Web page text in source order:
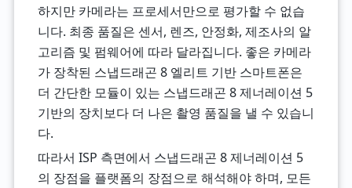
하지만 카메라는 프로세서만으로 평가할 수 없습
니다. 최종 품질은 센서, 렌즈, 안정화, 제조사의 알
고리즘 및 펌웨어에 따라 달라집니다. 좋은 카메라
가 장착된 스냅드래곤 8 엘리트 기반 스마트폰은
더 간단한 모듈이 있는 스냅드래곤 8 제너레이션 5
기반의 장치보다 더 나은 촬영 품질을 낼 수 있습니
다.
따라서 ISP 측면에서 스냅드래곤 8 제너레이션 5
의 장점을 플랫폼의 장점으로 해석해야 하며, 모든